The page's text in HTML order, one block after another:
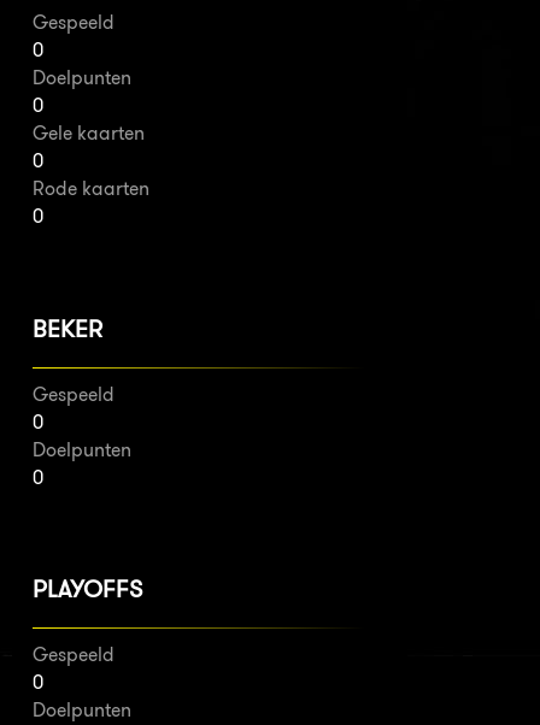
Gespeeld
0
Doelpunten
0
Gele kaarten
0
Rode kaarten
0
BEKER
Gespeeld
0
Doelpunten
0
PLAYOFFS
Gespeeld
0
Doelpunten